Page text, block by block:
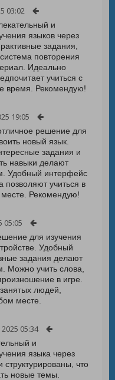
03:02
и
языков через
задания,
повторения
Идеально
учиться с
время. Рекомендую!
19:05
решение для
новый язык.
задания и
навыки делают
Удобный интерфейс
позволяют учиться в
Рекомендую!
05:05
для изучения
Удобный
задания делают
Можно учить слова,
в игре.
людей,
месте.
05:34
и
языка через
структурированы, что
новые темы.